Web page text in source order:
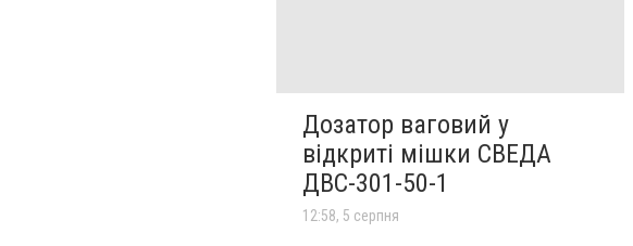
Дозатор ваговий у
відкриті мішки СВЕДА
ДВС-301-50-1
12:58, 5 серпня